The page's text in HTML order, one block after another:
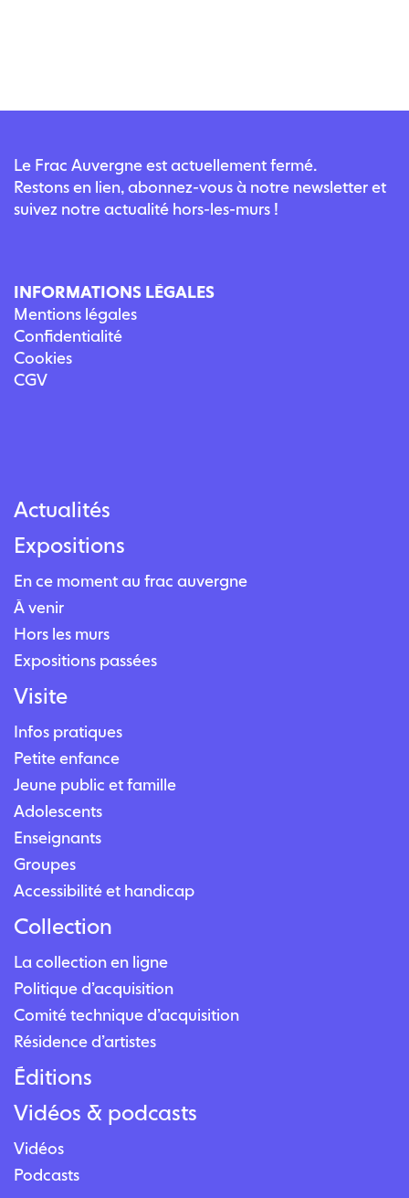
Le Frac Auvergne est actuellement fermé.
Restons en lien, abonnez-vous à notre newsletter et
suivez notre actualité hors-les-murs !
INFORMATIONS LÉGALES
Mentions légales
Confidentialité
Cookies
CGV
Actualités
Expositions
En ce moment au frac auvergne
À venir
Hors les murs
Expositions passées
Visite
Infos pratiques
Petite enfance
Jeune public et famille
Adolescents
Enseignants
Groupes
Accessibilité et handicap
Collection
La collection en ligne
Politique d’acquisition
Comité technique d’acquisition
Résidence d’artistes
Éditions
Vidéos & podcasts
Vidéos
Podcasts